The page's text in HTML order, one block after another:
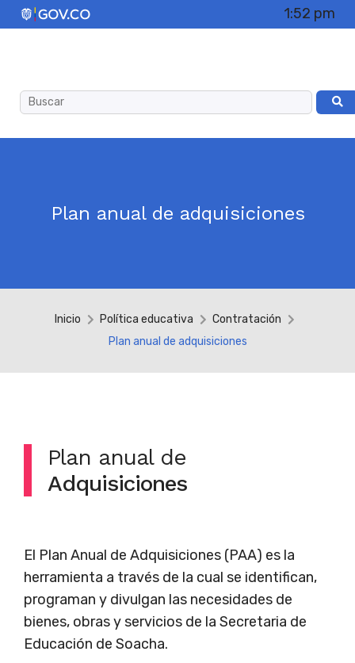
1:52 pm
Plan anual de adquisiciones
Inicio Política educativa
Contratación
Plan anual de adquisiciones
Plan anual de
Adquisiciones
El Plan Anual de Adquisiciones (PAA) es la
herramienta a través de la cual se identifican,
programan y divulgan las necesidades de
bienes, obras y servicios de la Secretaria de
Educación de Soacha.